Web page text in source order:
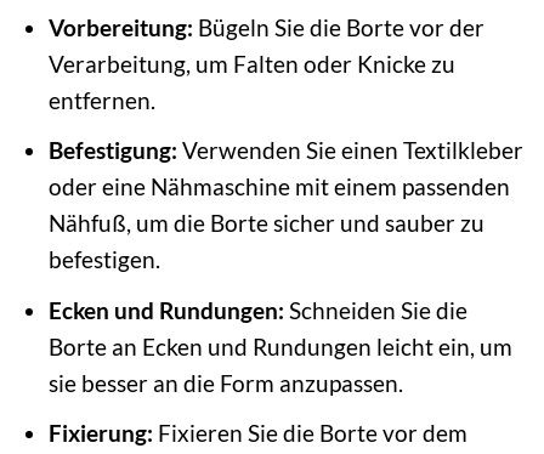
Vorbereitung: Bügeln Sie die Borte vor der
Verarbeitung, um Falten oder Knicke zu
entfernen.
Befestigung: Verwenden Sie einen Textilkleber
oder eine Nähmaschine mit einem passenden
Nähfuß, um die Borte sicher und sauber zu
befestigen.
Ecken und Rundungen: Schneiden Sie die
Borte an Ecken und Rundungen leicht ein, um
sie besser an die Form anzupassen.
Fixierung: Fixieren Sie die Borte vor dem